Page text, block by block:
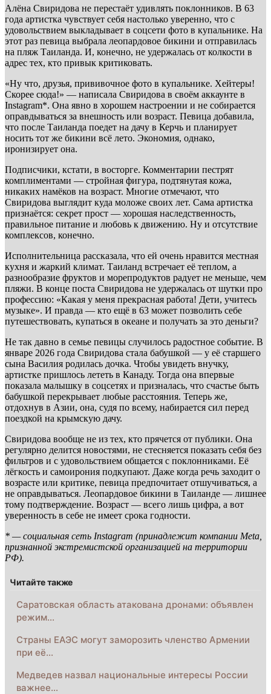
Алёна Свиридова не перестаёт удивлять поклонников. В 63
года артистка чувствует себя настолько уверенно, что с
удовольствием выкладывает в соцсети фото в купальнике. На
этот раз певица выбрала леопардовое бикини и отправилась
на пляж Таиланда. И, конечно, не удержалась от колкости в
адрес тех, кто привык критиковать.
«Ну что, друзья, прививочное фото в купальнике. Хейтеры!
Скорее сюда!» — написала Свиридова в своём аккаунте в
Instagram*. Она явно в хорошем настроении и не собирается
оправдываться за внешность или возраст. Певица добавила,
что после Таиланда поедет на дачу в Керчь и планирует
носить тот же бикини всё лето. Экономия, однако,
иронизирует она.
Подписчики, кстати, в восторге. Комментарии пестрят
комплиментами — стройная фигура, подтянутая кожа,
никаких намёков на возраст. Многие отмечают, что
Свиридова выглядит куда моложе своих лет. Сама артистка
признаётся: секрет прост — хорошая наследственность,
правильное питание и любовь к движению. Ну и отсутствие
комплексов, конечно.
Исполнительница рассказала, что ей очень нравится местная
кухня и жаркий климат. Таиланд встречает её теплом, а
разнообразие фруктов и морепродуктов радует не меньше, чем
пляжи. В конце поста Свиридова не удержалась от шутки про
профессию: «Какая у меня прекрасная работа! Дети, учитесь
музыке». И правда — кто ещё в 63 может позволить себе
путешествовать, купаться в океане и получать за это деньги?
Не так давно в семье певицы случилось радостное событие. В
январе 2026 года Свиридова стала бабушкой — у её старшего
сына Василия родилась дочка. Чтобы увидеть внучку,
артистке пришлось лететь в Канаду. Тогда она впервые
показала малышку в соцсетях и призналась, что счастье быть
бабушкой перекрывает любые расстояния. Теперь же,
отдохнув в Азии, она, судя по всему, набирается сил перед
поездкой на крымскую дачу.
Свиридова вообще не из тех, кто прячется от публики. Она
регулярно делится новостями, не стесняется показать себя без
фильтров и с удовольствием общается с поклонниками. Её
лёгкость и самоирония подкупают. Даже когда речь заходит о
возрасте или критике, певица предпочитает отшучиваться, а
не оправдываться. Леопардовое бикини в Таиланде — лишнее
тому подтверждение. Возраст — всего лишь цифра, а вот
уверенность в себе не имеет срока годности.
* — социальная сеть Instagram (принадлежит компании Meta,
признанной экстремистской организацией на территории
РФ).
Читайте также
Саратовская область атакована дронами: объявлен
режим…
Страны ЕАЭС могут заморозить членство Армении
при её…
Медведев назвал национальные интересы России
важнее…